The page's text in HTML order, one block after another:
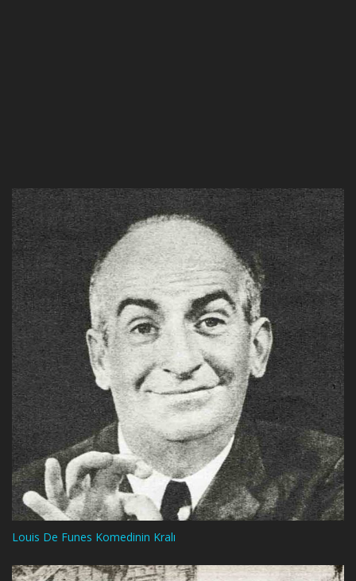
Louis De Funes Komedinin Kralı